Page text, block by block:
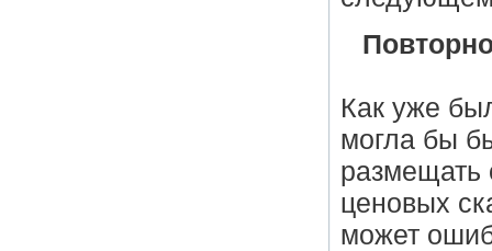
Как уже
могла бы
размещать
ценовых
может